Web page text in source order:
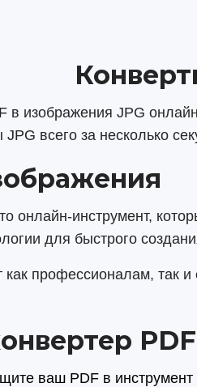
в изображения JPG
всего за несколько
онлайн-инструмент,
для быстрого
профессионалам, так
ваш PDF в инструмент